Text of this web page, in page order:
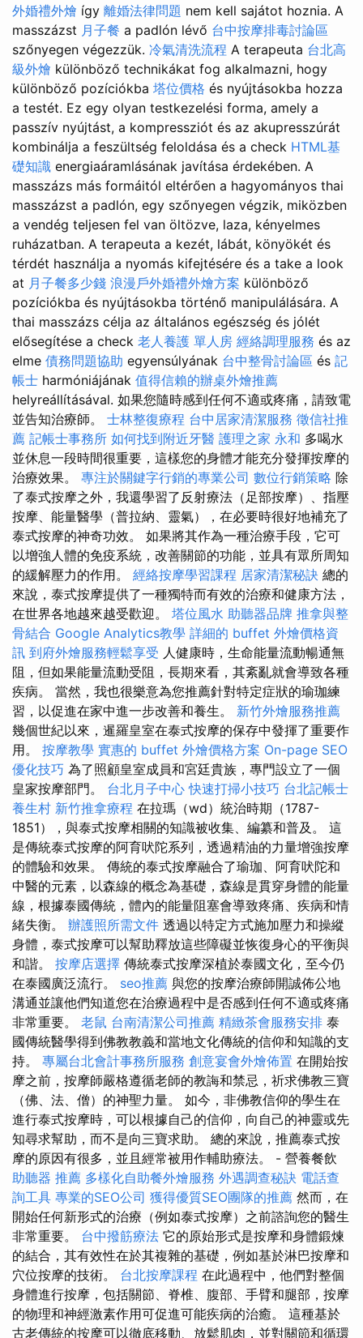
外婚禮外燴 így 離婚法律問題 nem kell sajátot hoznia. A
masszázst 月子餐 a padlón lévő 台中按摩排毒討論區
szőnyegen végezzük. 冷氣清洗流程 A terapeuta 台北高
級外燴 különböző technikákat fog alkalmazni, hogy
különböző pozíciókba 塔位價格 és nyújtásokba hozza
a testét. Ez egy olyan testkezelési forma, amely a
passzív nyújtást, a kompressziót és az akupresszúrát
kombinálja a feszültség feloldása és a check HTML基
礎知識 energiaáramlásának javítása érdekében. A
masszázs más formáitól eltérően a hagyományos thai
masszázst a padlón, egy szőnyegen végzik, miközben
a vendég teljesen fel van öltözve, laza, kényelmes
ruházatban. A terapeuta a kezét, lábát, könyökét és
térdét használja a nyomás kifejtésére és a take a look
at 月子餐多少錢 浪漫戶外婚禮外燴方案 különböző
pozíciókba és nyújtásokba történő manipulálására. A
thai masszázs célja az általános egészség és jólét
elősegítése a check 老人養護 單人房 經絡調理服務 és az
elme 債務問題協助 egyensúlyának 台中整骨討論區 és 記
帳士 harmóniájának 值得信賴的辦桌外燴推薦
helyreállításával. 如果您隨時感到任何不適或疼痛，請致電
並告知治療師。 士林整復療程 台中居家清潔服務 徵信社推
薦 記帳士事務所 如何找到附近牙醫 護理之家 永和 多喝水
並休息一段時間很重要，這樣您的身體才能充分發揮按摩的
治療效果。 專注於關鍵字行銷的專業公司 數位行銷策略 除
了泰式按摩之外，我還學習了反射療法（足部按摩）、指壓
按摩、能量醫學（普拉納、靈氣），在必要時很好地補充了
泰式按摩的神奇功效。 如果將其作為一種治療手段，它可
以增強人體的免疫系統，改善關節的功能，並具有眾所周知
的緩解壓力的作用。 經絡按摩學習課程 居家清潔秘訣 總的
來說，泰式按摩提供了一種獨特而有效的治療和健康方法，
在世界各地越來越受歡迎。 塔位風水 助聽器品牌 推拿與整
骨結合 Google Analytics教學 詳細的 buffet 外燴價格資
訊 到府外燴服務輕鬆享受 人健康時，生命能量流動暢通無
阻，但如果能量流動受阻，長期來看，其紊亂就會導致各種
疾病。 當然，我也很樂意為您推薦針對特定症狀的瑜珈練
習，以促進在家中進一步改善和養生。 新竹外燴服務推薦
幾個世紀以來，暹羅皇室在泰式按摩的保存中發揮了重要作
用。 按摩教學 實惠的 buffet 外燴價格方案 On-page SEO
優化技巧 為了照顧皇室成員和宮廷貴族，專門設立了一個
皇家按摩部門。 台北月子中心 快速打掃小技巧 台北記帳士
養生村 新竹推拿療程 在拉瑪（wd）統治時期（1787-
1851），與泰式按摩相關的知識被收集、編纂和普及。 這
是傳統泰式按摩的阿育吠陀系列，透過精油的力量增強按摩
的體驗和效果。 傳統的泰式按摩融合了瑜珈、阿育吠陀和
中醫的元素，以森線的概念為基礎，森線是貫穿身體的能量
線，根據泰國傳統，體內的能量阻塞會導致疼痛、疾病和情
緒失衡。 辦護照所需文件 透過以特定方式施加壓力和操縱
身體，泰式按摩可以幫助釋放這些障礙並恢復身心的平衡與
和諧。 按摩店選擇 傳統泰式按摩深植於泰國文化，至今仍
在泰國廣泛流行。 seo推薦 與您的按摩治療師開誠佈公地
溝通並讓他們知道您在治療過程中是否感到任何不適或疼痛
非常重要。 老鼠 台南清潔公司推薦 精緻茶會服務安排 泰
國傳統醫學得到佛教教義和當地文化傳統的信仰和知識的支
持。 專屬台北會計事務所服務 創意宴會外燴佈置 在開始按
摩之前，按摩師嚴格遵循老師的教誨和禁忌，祈求佛教三寶
（佛、法、僧）的神聖力量。 如今，非佛教信仰的學生在
進行泰式按摩時，可以根據自己的信仰，向自己的神靈或先
知尋求幫助，而不是向三寶求助。 總的來說，推薦泰式按
摩的原因有很多，並且經常被用作輔助療法。 - 營養餐飲
助聽器 推薦 多樣化自助餐外燴服務 外遇調查秘訣 電話查
詢工具 專業的SEO公司 獲得優質SEO團隊的推薦 然而，在
開始任何新形式的治療（例如泰式按摩）之前諮詢您的醫生
非常重要。 台中撥筋療法 它的原始形式是按摩和身體鍛煉
的結合，其有效性在於其複雜的基礎，例如基於淋巴按摩和
穴位按摩的技術。 台北按摩課程 在此過程中，他們對整個
身體進行按摩，包括關節、脊椎、腹部、手臂和腿部，按摩
的物理和神經激素作用可促進可能疾病的治癒。 這種基於
古老傳統的按摩可以徹底移動、放鬆肌肉，並對關節和循環